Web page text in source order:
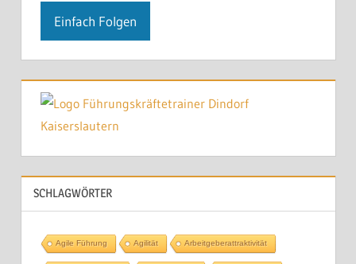
SCHLAGWÖRTER
Agile Führung Agilität Arbeitgeberattraktivität